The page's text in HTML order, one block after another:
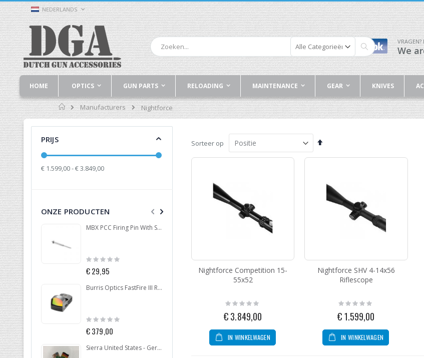
Ga
naar
de
inhoud
TAALNEDERLANDS
Zoek
Zoek
VRAGEN?
We
HOME OPTICS GUN PARTS RELOADING MAINTENANCE GEAR KNIVES
Home
Manufacturers Nightforce
Sorteer op
Van
naar
Nightforce Competition 15-
55x52
Rating:
0%
€ 3.849,00
IN WINKELWAGEN
Nightforce SHV 4-14x56
Riflescope
Rating:
0%
€ 1.599,00
IN WINKELWAGEN
PRIJS
€ 1.599,00 - € 3.849,00
ONZE PRODUCTEN
MBX PCC Firing Pin With Spring 9MM
Rating:
0%
€ 29,95
Burris Optics FastFire III Red Dot
Rating:
€ 379,00
Sierra United States - Germany Pin
Rating:
€ 255,00
Rating:
€ 249,00